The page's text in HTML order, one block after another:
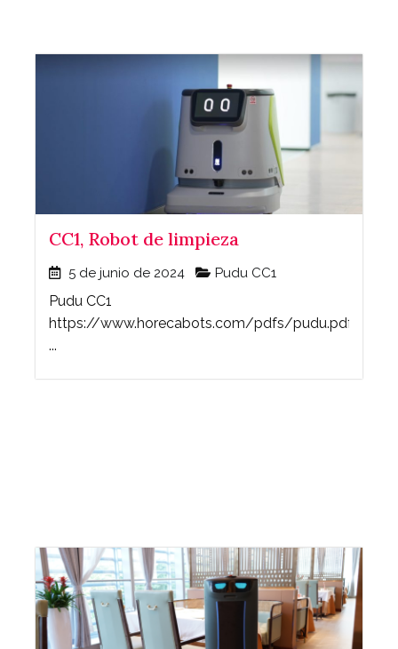
CC1, Robot de limpieza
5 de junio de 2024 Pudu CC1
Pudu CC1
https://www.horecabots.com/pdfs/pudu.pdf
...